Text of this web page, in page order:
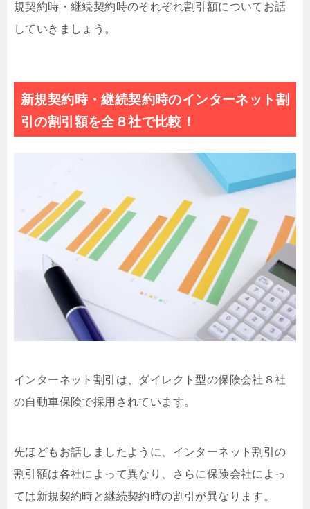
規契約時・継続契約時のそれぞれ割引額についてお話
していきましょう。
新規契約時・継続契約時のインターネット割
引の割引額を全８社で比較！
インターネット割引は、ダイレクト型の保険会社８社
の自動車保険で採用されています。
先ほどもお話しましたように、インターネット割引の
割引額は各社によって異なり、さらに保険会社によっ
ては新規契約時と継続契約時の割引が異なります。